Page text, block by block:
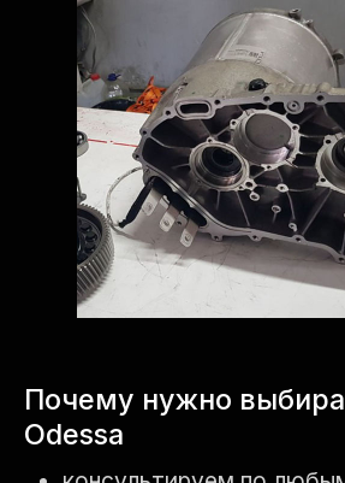
Почему нужно
Odessa